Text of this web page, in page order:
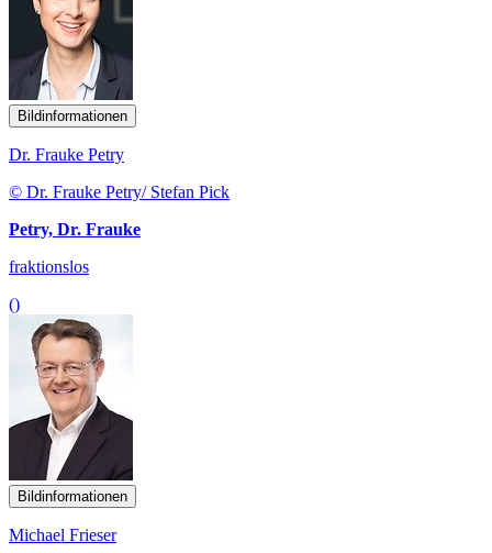
Bildinformationen
Dr. Frauke Petry
© Dr. Frauke Petry/ Stefan Pick
Petry, Dr. Frauke
fraktionslos
()
Bildinformationen
Michael Frieser